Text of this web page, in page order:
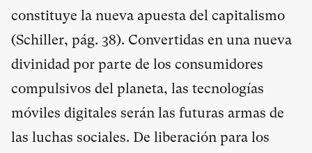
constituye la nueva apuesta del capitalismo
(Schiller, pág. 38). Convertidas en una nueva
divinidad por parte de los consumidores
compulsivos del planeta, las tecnologías
móviles digitales serán las futuras armas de
las luchas sociales. De liberación para los